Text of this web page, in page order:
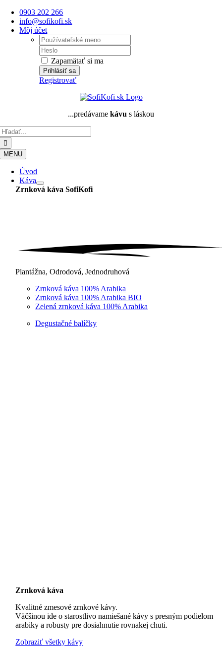
Skip
content
0903 202 266
info@sofikofi.sk
Môj účet
Username:
Password:
Zapamätať si ma
Registrovať
...predávame kávu s láskou
MENU
Úvod
Káva
Zrnková káva SofiKofi
Plantážna, Odrodová, Jednodruhová
Zrnková káva 100% Arabika
Zrnková káva 100% Arabika BIO
Zelená zrnková káva 100% Arabika
Degustačné balíčky
Zrnková káva
Kvalitné zmesové zrnkové kávy.
Väčšinou ide o starostlivo namiešané kávy s presným podielom
arabiky a robusty pre dosiahnutie rovnakej chuti.
Zobraziť všetky kávy